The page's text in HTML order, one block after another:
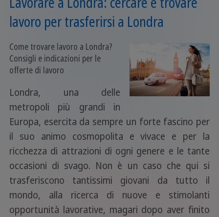
lavoro per trasferirsi a Londra
Come trovare lavoro a Londra?
Consigli e indicazioni per le
offerte di lavoro
Londra, una delle
metropoli più grandi in
Europa, esercita da sempre un forte fascino per
il suo animo cosmopolita e vivace e per la
ricchezza di attrazioni di ogni genere e le tante
occasioni di svago. Non è un caso che qui si
trasferiscono tantissimi giovani da tutto il
mondo, alla ricerca di nuove e stimolanti
opportunità lavorative, magari dopo aver finito